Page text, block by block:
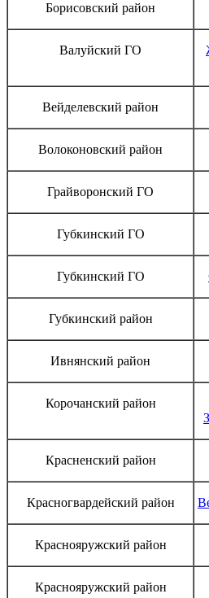
Борисовский район
Валуйский ГО
Вейделевский район
Волоконовский район
Грайворонский ГО
Губкинcкий ГО
Губкинский ГО
Губкинский район
Ивнянский район
Корочанский район
Красненский район
Красногвардейский район
Краснояружский район
Краснояружский район